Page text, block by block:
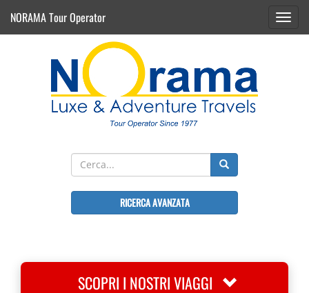
NORAMA Tour Operator
RICERCA AVANZATA
SCOPRI I NOSTRI VIAGGI